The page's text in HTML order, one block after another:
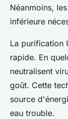
Néanmoins,
inférieure
La purification
rapide. En
neutralisent
goût. Cette
source
eau trouble.